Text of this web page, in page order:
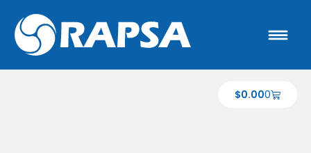
$0.000